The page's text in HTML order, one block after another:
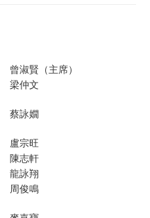
曾淑賢（主席）
梁仲文
蔡詠嫺
盧宗旺
陳志軒
龍詠翔
周俊鳴